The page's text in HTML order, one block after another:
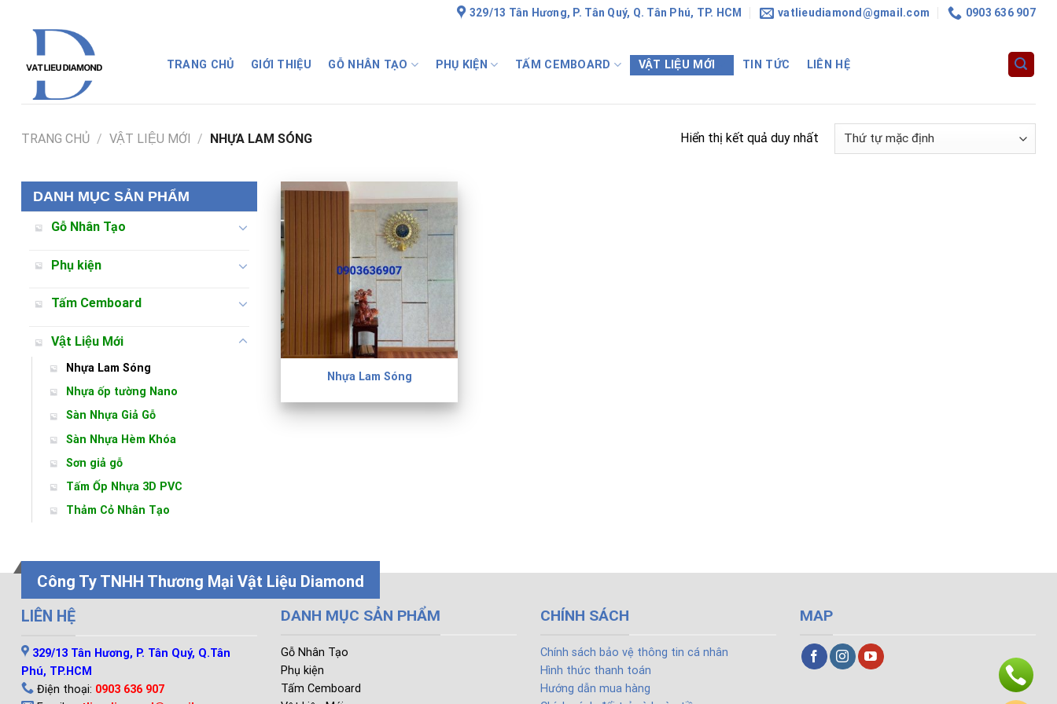
329/13 Tân Hương, P. Tân Quý, Q. Tân Phú, TP. HCM vatlieudiamond@gmail.com 0903 636 907
TRANG CHỦ GIỚI THIỆU GỖ NHÂN TẠO PHỤ KIỆN TẤM CEMBOARD VẬT LIỆU MỚI TIN TỨC LIÊN HỆ
TRANG CHỦ / VẬT LIỆU MỚI / NHỰA LAM SÓNG Hiển thị kết quả duy nhất
DANH MỤC SẢN PHẨM
Gỗ Nhân Tạo
Phụ kiện
Tấm Cemboard
Vật Liệu Mới
Nhựa Lam Sóng
Nhựa ốp tường Nano
Sàn Nhựa Giả Gỗ
Sàn Nhựa Hèm Khóa
Sơn giả gỗ
Tấm Ốp Nhựa 3D PVC
Thảm Cỏ Nhân Tạo
Nhựa Lam Sóng
Công Ty TNHH Thương Mại Vật Liệu Diamond
LIÊN HỆ
329/13 Tân Hương, P. Tân Quý, Q.Tân
Phú, TP.HCM
Điện thoại: 0903 636 907
DANH MỤC SẢN PHẨM
Gỗ Nhân Tạo
Phụ kiện
Tấm Cemboard
CHÍNH SÁCH
Chính sách bảo vệ thông tin cá nhân
Hình thức thanh toán
Hướng dẫn mua hàng
MAP